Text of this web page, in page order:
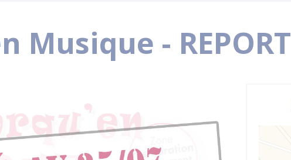
Musique - REPORT